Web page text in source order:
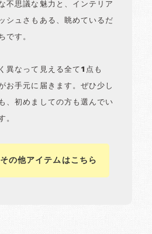
不思議な魅力と、インテリア
シュさもある、眺めているだ
です。
異なって見える全て1点も
お手元に届きます。ぜひ少し
、初めましての方も選んでい
。
の他アイテムはこちら